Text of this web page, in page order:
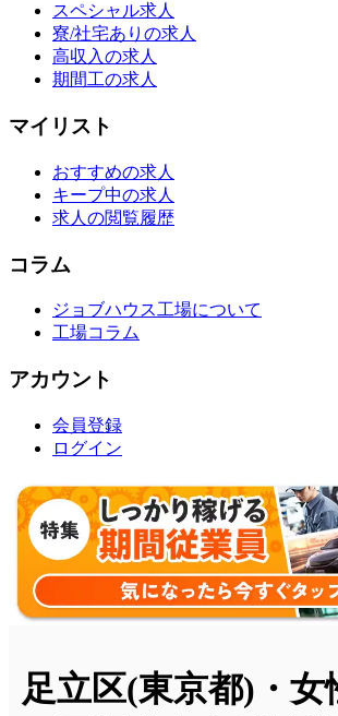
スペシャル求人
寮/社宅ありの求人
高収入の求人
期間工の求人
マイリスト
おすすめの求人
キープ中の求人
求人の閲覧履歴
コラム
ジョブハウス工場について
工場コラム
アカウント
会員登録
ログイン
足立区(東京都)・女